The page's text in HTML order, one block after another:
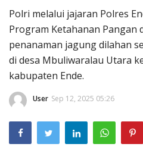
Mitra Polisi
Giat Ops
Polri melalui jajaran Polres
Program Ketahanan Pangan
penanaman jagung dilahan
di desa Mbuliwaralau Utara
kabupaten Ende.
User Sep 12, 2025 05:26